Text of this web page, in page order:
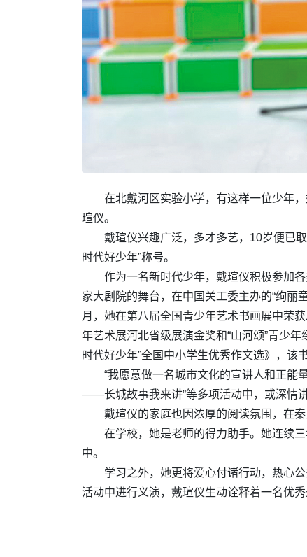
在北戴河区实验小学，有这样一位少年
瑄仪。
戴瑄仪兴趣广泛，多才多艺，10岁便已
时代好少年”称号。
作为一名新时代少年，戴瑄仪积极参加
家大剧院的舞台，在中国关工委主办的“绚丽
月，她在第八届全国青少年艺术书画展中荣
年艺术展河北省级展演金奖和“山河颂”青少
时代好少年”全国中小学生优秀作文选》，该
“我愿意做一名城市文化的宣讲人和正能
——长城故事我来讲”等多项活动中，或深情
戴瑄仪的家庭也因浓厚的阅读氛围，在秦
在学校，她是老师的得力助手。她连续
中。
学习之外，她更将爱心付诸行动，热心
活动中进行义演，戴瑄仪生动诠释着一名优